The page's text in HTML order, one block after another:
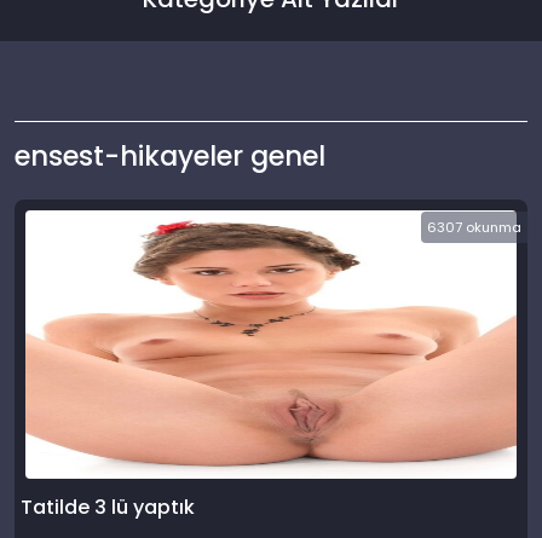
ensest-hikayeler genel
6307 okunma
Tatilde 3 lü yaptık